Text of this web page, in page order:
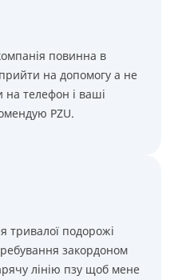
повинна в
на допомогу а не
на телефон і ваші
PZU.
тривалої подорожі
закордоном
лінію пзу щоб мене